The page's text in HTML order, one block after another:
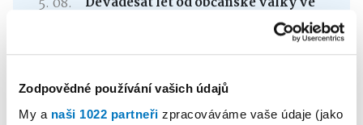
Zodpovědné používání vašich údajů
My a naši 1022 partneři zpracováváme vaše údaje (jako
Španělsku: Občané z Třebíčska ve